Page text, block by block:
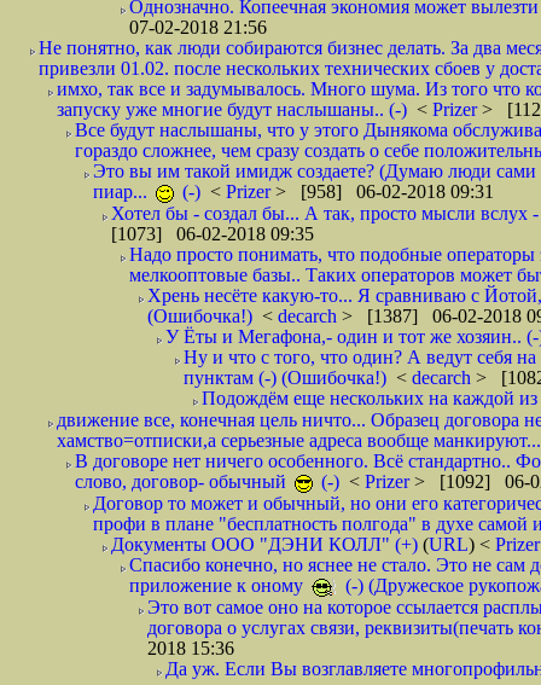
Однозначно. Копеечная экономия может
07-02-2018 21:56
Не понятно, как люди собираются бизнес делать. За два
привезли 01.02. после нескольких технических сбоев у
имхо, так все и задумывалось. Много шума. Из того что
запуску уже многие будут наслышаны.. (-) < Prizer>
Все будут наслышаны, что у этого Дынякома
гораздо сложнее, чем сразу создать о себе
Это вы им такой имидж создаете? (Думаю люди сами
пиар...
(-) < Prizer> [958] 06-02-2018 09:31
Хотел бы - создал бы... А так, просто мысли вслух
[1073] 06-02-2018 09:35
Надо просто понимать, что подобные
мелкооптовые базы.. Таких операторов может
Хрень несёте какую-то... Я сравниваю с
(Ошибочка!) < decarch > [1387] 06-02-2018
У Ёты и Мегафона,- один и тот же хозяин..
Ну и что с того, что один? А ведут себя
пунктам (-) (Ошибочка!) < decarch >
Подождём еще нескольких на каждой из
движение все, конечная цель ничто... Образец договора
хамство=отписки,а серьезные адреса вообще
В договоре нет ничего особенного. Всё стандартно..
слово, договор- обычный
(-) < Prizer> [1092] 06-
Договор то может и обычный, но они его
профи в плане "бесплатность полгода" в духе
Документы ООО "ДЭНИ КОЛЛ" (+) (URL) <
Спасибо конечно, но яснее не стало. Это не сам
приложение к оному
(-) (Дружеское
Это вот самое оно на которое ссылается
договора о услугах связи, реквизиты(печать
2018 15:36
Да уж. Если Вы возглавляете